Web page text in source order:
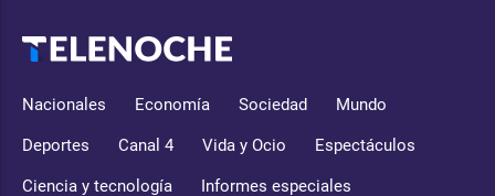
Nacionales Economía Sociedad Mundo
Deportes Canal 4 Vida y Ocio Espectáculos
Ciencia y tecnología Informes especiales